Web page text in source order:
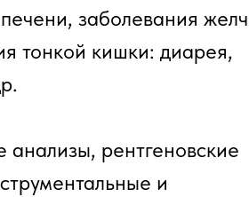
заболевания
тонкой кишки: диарея,
анализы, рентгеновские
и